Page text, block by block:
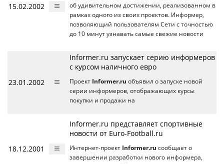
15.02.2002
об удивительном достижении, реализованном в
рамках одного из своих проектов. Информер,
позволяющий пользователям Сети с точностью
до 10 минут узнавать самые свежие новости
23.01.2002
Informer.ru запускает серию информеров
с курсом наличного евро
Проект Informer.ru объявил о запуске новой
серии информеров, отображающих курсы
покупки и продажи на
18.12.2001
Informer.ru представляет спортивные
новости от Euro-Football.ru
Интернет-проект Informer.ru сообщает о
завершении разработки нового информера,